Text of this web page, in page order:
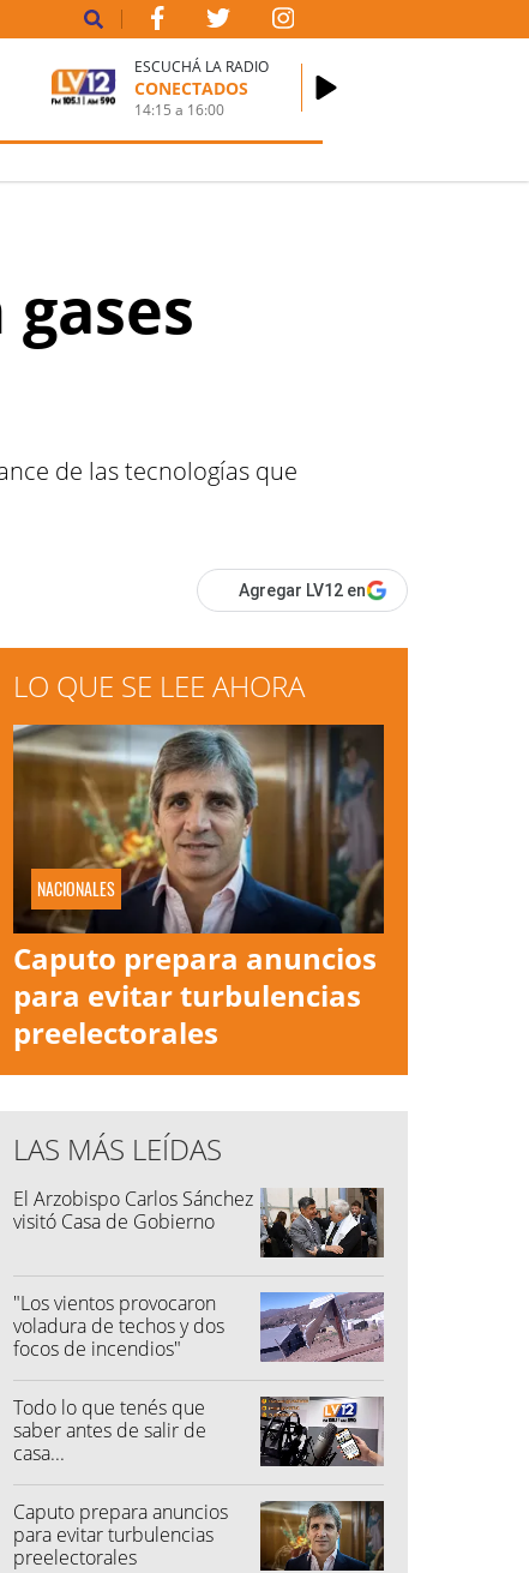
ESCUCHÁ LA RADIO
CONECTADOS
14:15 a 16:00
de las tecnologías que
Agregar LV12 en
LO QUE SE LEE AHORA
NACIONALES
Caputo prepara anuncios
para evitar turbulencias
preelectorales
LAS MÁS LEÍDAS
El Arzobispo Carlos Sánchez
visitó Casa de Gobierno
"Los vientos provocaron
voladura de techos y dos
focos de incendios"
Todo lo que tenés que
saber antes de salir de
casa...
Caputo prepara anuncios
para evitar turbulencias
preelectorales